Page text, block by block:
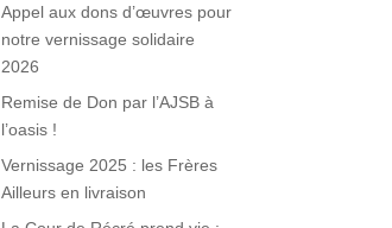
Appel aux dons d’œuvres pour
notre vernissage solidaire
2026
Remise de Don par l’AJSB à
l’oasis !
Vernissage 2025 : les Frères
Ailleurs en livraison